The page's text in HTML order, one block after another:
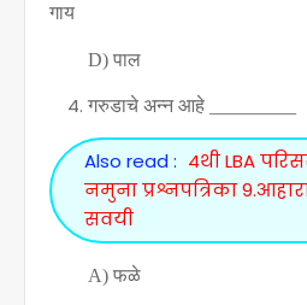
गाय
D) पाल
गरुडाचे अन्न आहे
Also read : 4थी LBA
नमुना प्रश्नपत्रिका
सवयी
A) फळे